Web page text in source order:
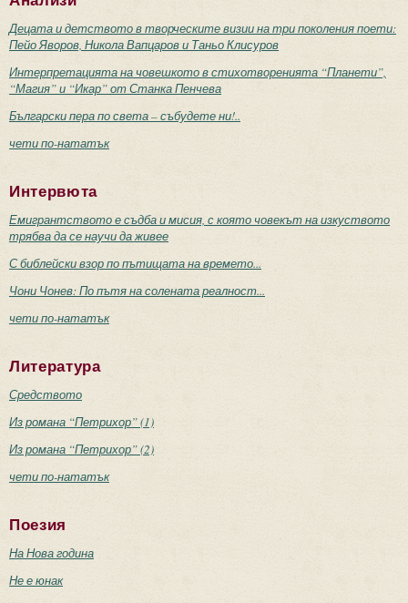
Децата и детството в творческите визии на три поколения поети:
Пейо Яворов, Никола Вапцаров и Таньо Клисуров
Интерпретацията на човешкото в стихотворенията “Планети”,
“Магия” и “Икар” от Станка Пенчева
Български пера по света – събудете ни!..
чети по-нататък
Интервюта
Емигрантството е съдба и мисия, с която човекът на изкуството
трябва да се научи да живее
С библейски взор по пътищата на времето...
Чони Чонев: По пътя на солената реалност...
чети по-нататък
Литература
Средството
Из романа “Петрихор” (1)
Из романа “Петрихор” (2)
чети по-нататък
Поезия
На Нова година
Не е юнак